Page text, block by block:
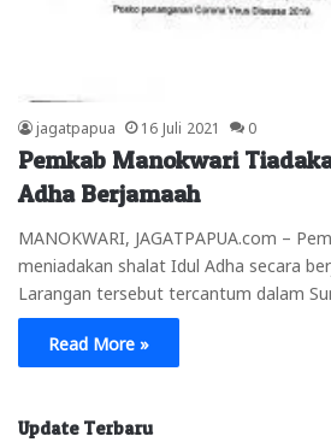
jagatpapua 16 Juli 2021 0
Pemkab Manokwari
Adha Berjamaah
MANOKWARI, JAGATPAPUA.com –
meniadakan shalat Idul Adha secara
Larangan tersebut tercantum dalam
Read More »
Update Terbaru